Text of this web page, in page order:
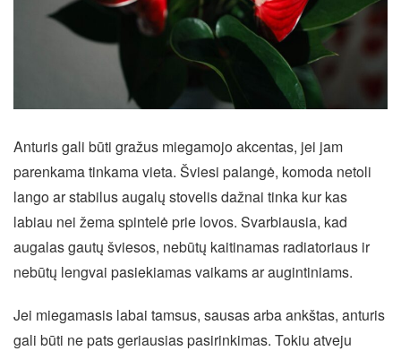
Anturis gali būti gražus miegamojo akcentas, jei jam
parenkama tinkama vieta. Šviesi palangė, komoda netoli
lango ar stabilus augalų stovelis dažnai tinka kur kas
labiau nei žema spintelė prie lovos. Svarbiausia, kad
augalas gautų šviesos, nebūtų kaitinamas radiatoriaus ir
nebūtų lengvai pasiekiamas vaikams ar augintiniams.
Jei miegamasis labai tamsus, sausas arba ankštas, anturis
gali būti ne pats geriausias pasirinkimas. Tokiu atveju